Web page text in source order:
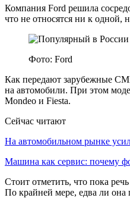
Компания Ford решила
что не относятся ни к
Фото: Ford
Как передают зарубежные
на автомобили. При этом
Mondeo и Fiesta.
Сейчас читают
На автомобильном рынке
Машина как сервис: почему
Стоит отметить, что пока
По крайней мере, едва ли